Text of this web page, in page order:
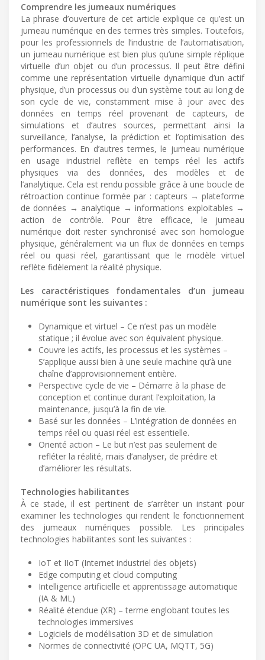
Comprendre les jumeaux numériques
La phrase d’ouverture de cet article explique ce qu’est un
jumeau numérique en des termes très simples. Toutefois,
pour les professionnels de l’industrie de l’automatisation,
un jumeau numérique est bien plus qu’une simple réplique
virtuelle d’un objet ou d’un processus. Il peut être défini
comme une représentation virtuelle dynamique d’un actif
physique, d’un processus ou d’un système tout au long de
son cycle de vie, constamment mise à jour avec des
données en temps réel provenant de capteurs, de
simulations et d’autres sources, permettant ainsi la
surveillance, l’analyse, la prédiction et l’optimisation des
performances. En d’autres termes, le jumeau numérique
en usage industriel reflète en temps réel les actifs
physiques via des données, des modèles et de
l’analytique. Cela est rendu possible grâce à une boucle de
rétroaction continue formée par : capteurs → plateforme
de données → analytique → informations exploitables →
action de contrôle. Pour être efficace, le jumeau
numérique doit rester synchronisé avec son homologue
physique, généralement via un flux de données en temps
réel ou quasi réel, garantissant que le modèle virtuel
reflète fidèlement la réalité physique.
Les caractéristiques fondamentales d’un jumeau
numérique sont les suivantes :
Dynamique et virtuel – Ce n’est pas un modèle
statique ; il évolue avec son équivalent physique.
Couvre les actifs, les processus et les systèmes –
S’applique aussi bien à une seule machine qu’à une
chaîne d’approvisionnement entière.
Perspective cycle de vie – Démarre à la phase de
conception et continue durant l’exploitation, la
maintenance, jusqu’à la fin de vie.
Basé sur les données – L’intégration de données en
temps réel ou quasi réel est essentielle.
Orienté action – Le but n’est pas seulement de
refléter la réalité, mais d’analyser, de prédire et
d’améliorer les résultats.
Technologies habilitantes
À ce stade, il est pertinent de s’arrêter un instant pour
examiner les technologies qui rendent le fonctionnement
des jumeaux numériques possible. Les principales
technologies habilitantes sont les suivantes :
IoT et IIoT (Internet industriel des objets)
Edge computing et cloud computing
Intelligence artificielle et apprentissage automatique
(IA & ML)
Réalité étendue (XR) – terme englobant toutes les
technologies immersives
Logiciels de modélisation 3D et de simulation
Normes de connectivité (OPC UA, MQTT, 5G)